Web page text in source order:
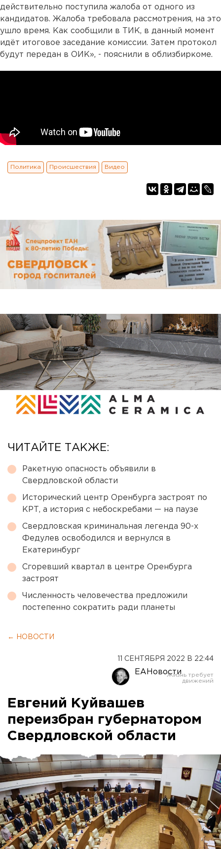
действительно поступила жалоба от одного из
кандидатов. Жалоба требовала рассмотрения, на это
ушло время. Как сообщили в ТИК, в данный момент
идёт итоговое заседание комиссии. Затем протокол
будут передан в ОИК», - пояснили в облизбиркоме.
Политика Происшествия Видео
ЧИТАЙТЕ ТАКЖЕ:
Ракетную опасность объявили в
Свердловской области
Исторический центр Оренбурга застроят по
КРТ, а история с небоскребами — на паузе
Свердловская криминальная легенда 90-х
Федулев освободился и вернулся в
Екатеринбург
Сгоревший квартал в центре Оренбурга
застроят
Численность человечества предложили
постепенно сократить ради планеты
← НОВОСТИ
11 СЕНТЯБРЯ 2022 В 22:44
ЕАНовости
Евгений Куйвашев
переизбран губернатором
Свердловской области